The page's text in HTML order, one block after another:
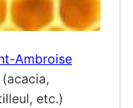
Ambroise
etc.)